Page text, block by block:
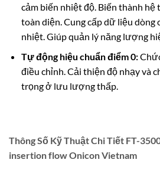
cảm biến nhiệt độ. Biến thành hệ
toàn diện. Cung cấp dữ liệu dòng
nhiệt. Giúp quản lý năng lượng
Tự động hiệu chuẩn điểm 0:
điều chỉnh. Cải thiện độ nhạy và
trọng ở lưu lượng thấp.
Thông Số Kỹ Thuật Chi Tiết FT-
insertion flow Onicon Vietnam